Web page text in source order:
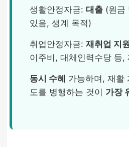
생활안정자금: 대출 (원금
있음, 생계 목적)
취업안정자금: 재취업 지
이주비, 대체인력수당 등,
동시 수혜 가능하며, 재활
도를 병행하는 것이 가장